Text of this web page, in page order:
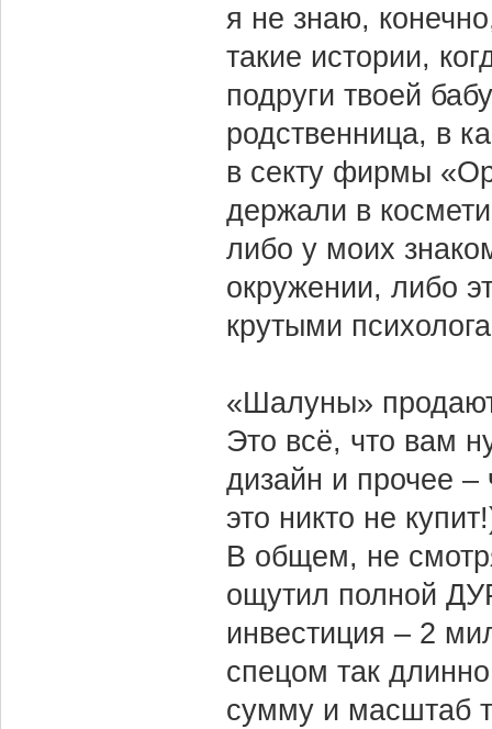
я не знаю,
такие истории,
подруги твоей
родственница, в
в секту фирмы
держали в
либо у моих
окружении, либо
крутыми
«Шалуны»
Это всё, что вам
дизайн и прочее –
это никто не
В общем, не
ощутил полной
инвестиция – 2
спецом так
сумму и масштаб